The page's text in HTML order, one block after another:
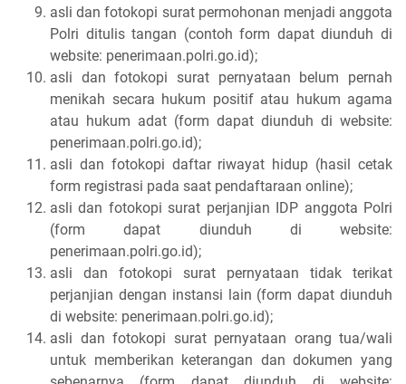
asli dan fotokopi surat permohonan menjadi anggota
Polri ditulis tangan (contoh form dapat diunduh di
website: penerimaan.polri.go.id);
asli dan fotokopi surat pernyataan belum pernah
menikah secara hukum positif atau hukum agama
atau hukum adat (form dapat diunduh di website:
penerimaan.polri.go.id);
asli dan fotokopi daftar riwayat hidup (hasil cetak
form registrasi pada saat pendaftaraan online);
asli dan fotokopi surat perjanjian IDP anggota Polri
(form dapat diunduh di website:
penerimaan.polri.go.id);
asli dan fotokopi surat pernyataan tidak terikat
perjanjian dengan instansi lain (form dapat diunduh
di website: penerimaan.polri.go.id);
asli dan fotokopi surat pernyataan orang tua/wali
untuk memberikan keterangan dan dokumen yang